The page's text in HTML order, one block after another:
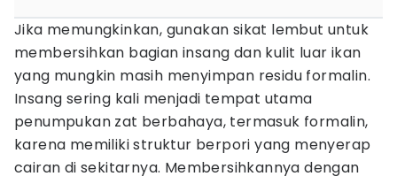
Jika memungkinkan, gunakan sikat lembut untuk
membersihkan bagian insang dan kulit luar ikan
yang mungkin masih menyimpan residu formalin.
Insang sering kali menjadi tempat utama
penumpukan zat berbahaya, termasuk formalin,
karena memiliki struktur berpori yang menyerap
cairan di sekitarnya. Membersihkannya dengan